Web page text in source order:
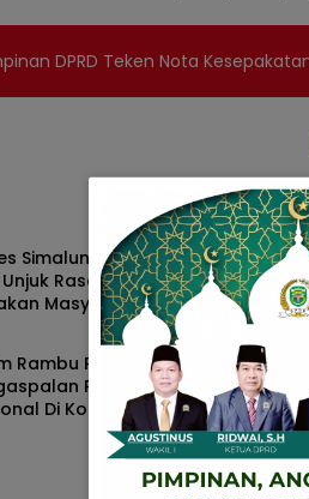
DPRD Teken Nota Kesepakatan
Simalungun Amankan
Rasa Aliansi
Masyarakat Tutup
ke-78
Rambu Peringatan,
Ruas Jalan
Di Kota
Rawan
Polsek
Media